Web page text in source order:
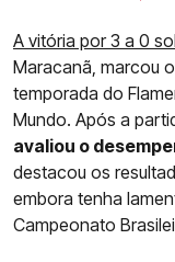
A vitória por 3 a 0
Maracanã, marcou
temporada do
Mundo. Após a
avaliou o
destacou os
embora tenha
Campeonato